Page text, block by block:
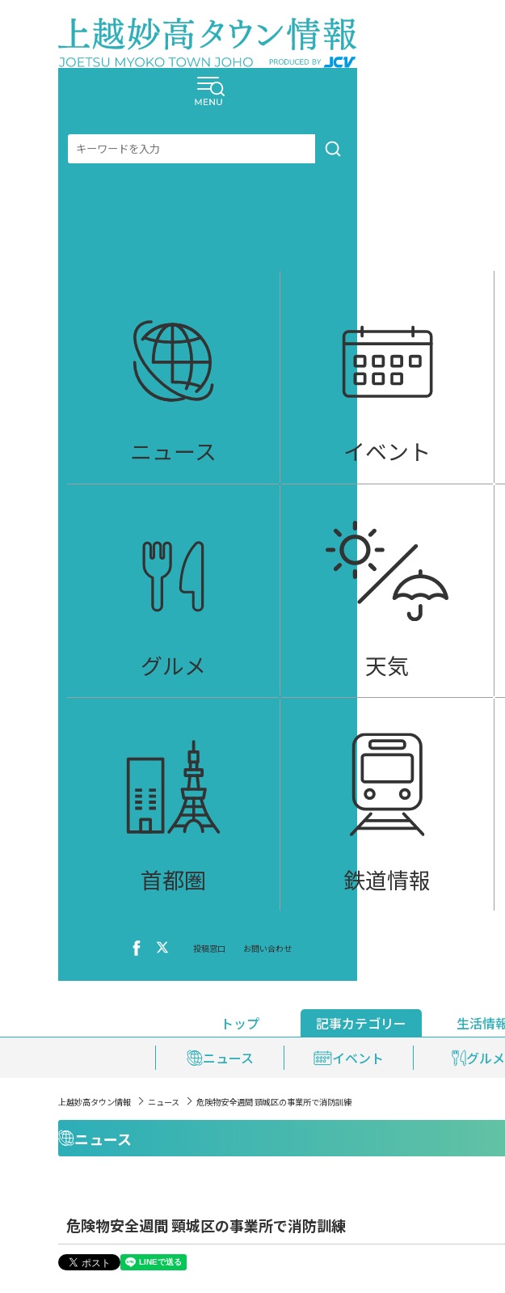
ニュース イベント
グルメ 天気
首都圏 鉄道情報
投稿窓口 お問い合わせ
トップ
記事カテゴリー
ニュース
イベント グルメ
生活情
おくやみ情報
安全安心情報
ライブ配信
上越妙高タウン情報 ニュース 危険物安全週間 頸城区の事業所で消防訓練
ニュース
危険物安全週間 頸城区の事業所で消防訓練